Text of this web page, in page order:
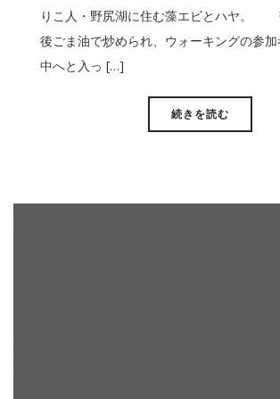
りこ人・野尻湖に住む藻エビとハヤ。
後ごま油で炒められ、ウォーキングの参
中へと入っ […]
続きを読む